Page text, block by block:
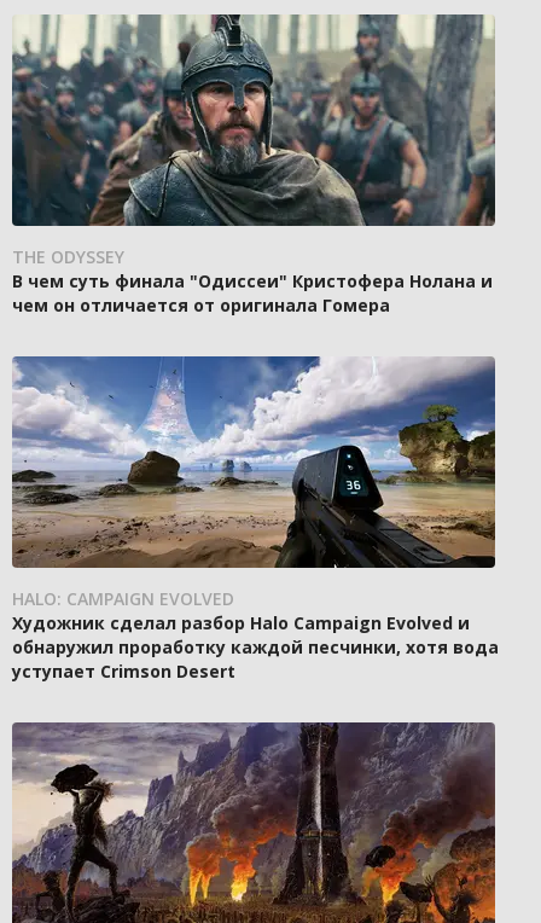
THE ODYSSEY
В чем суть финала "Одиссеи" Кристофера Нолана и
чем он отличается от оригинала Гомера
HALO: CAMPAIGN EVOLVED
Художник сделал разбор Halo Campaign Evolved и
обнаружил проработку каждой песчинки, хотя вода
уступает Crimson Desert